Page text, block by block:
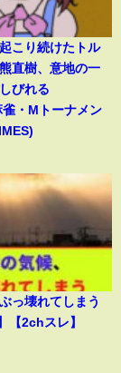
こり続けたトル
直樹、意地の一
びれる
・Mトーナメン
っ壊れてしまう
【2chスレ】